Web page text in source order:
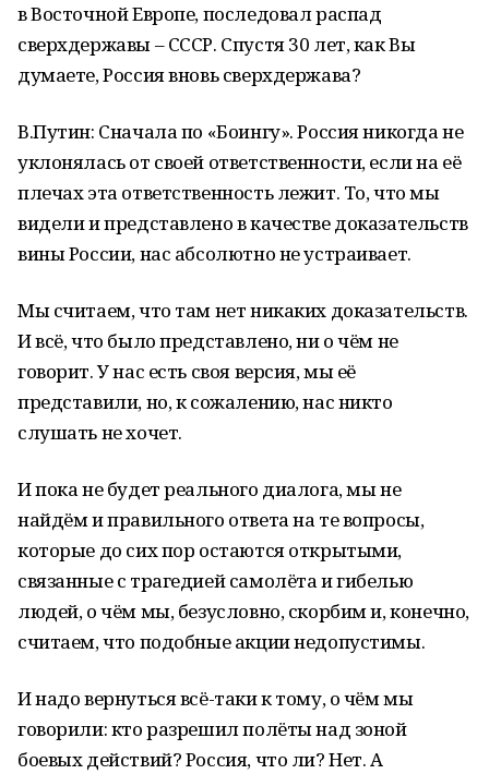
в Восточной Европе, последовал распад
сверхдержавы – СССР. Спустя 30 лет, как Вы
думаете, Россия вновь сверхдержава?
В.Путин: Сначала по «Боингу». Россия никогда не
уклонялась от своей ответственности, если на её
плечах эта ответственность лежит. То, что мы
видели и представлено в качестве доказательств
вины России, нас абсолютно не устраивает.
Мы считаем, что там нет никаких доказательств.
И всё, что было представлено, ни о чём не
говорит. У нас есть своя версия, мы её
представили, но, к сожалению, нас никто
слушать не хочет.
И пока не будет реального диалога, мы не
найдём и правильного ответа на те вопросы,
которые до сих пор остаются открытыми,
связанные с трагедией самолёта и гибелью
людей, о чём мы, безусловно, скорбим и, конечно,
считаем, что подобные акции недопустимы.
И надо вернуться всё-таки к тому, о чём мы
говорили: кто разрешил полёты над зоной
боевых действий? Россия, что ли? Нет. А